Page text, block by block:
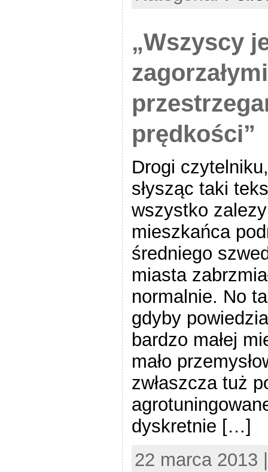
„Wszyscy
prędkości”
Drogi
słysząc taki
wszystko
mieszkańca
średniego
miasta
normalnie. No
gdyby
bardzo małej
mało
zwłaszcza tuż
dyskretnie […]
22 marca 2013